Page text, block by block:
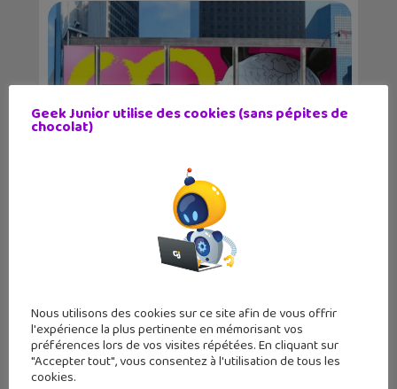
Les sorties geek de l’été à Paris : One
Geek Junior utilise des cookies (sans pépites de
chocolat)
Nous utilisons des cookies sur ce site afin de vous offrir
l'expérience la plus pertinente en mémorisant vos
préférences lors de vos visites répétées. En cliquant sur
"Accepter tout", vous consentez à l'utilisation de tous les
cookies.